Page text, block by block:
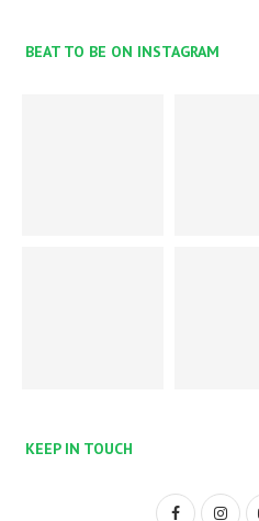
BEAT TO BE ON INSTAGRAM
KEEP IN TOUCH